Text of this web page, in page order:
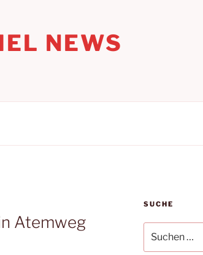
NEWS
Atemweg
SUCHE
nach: